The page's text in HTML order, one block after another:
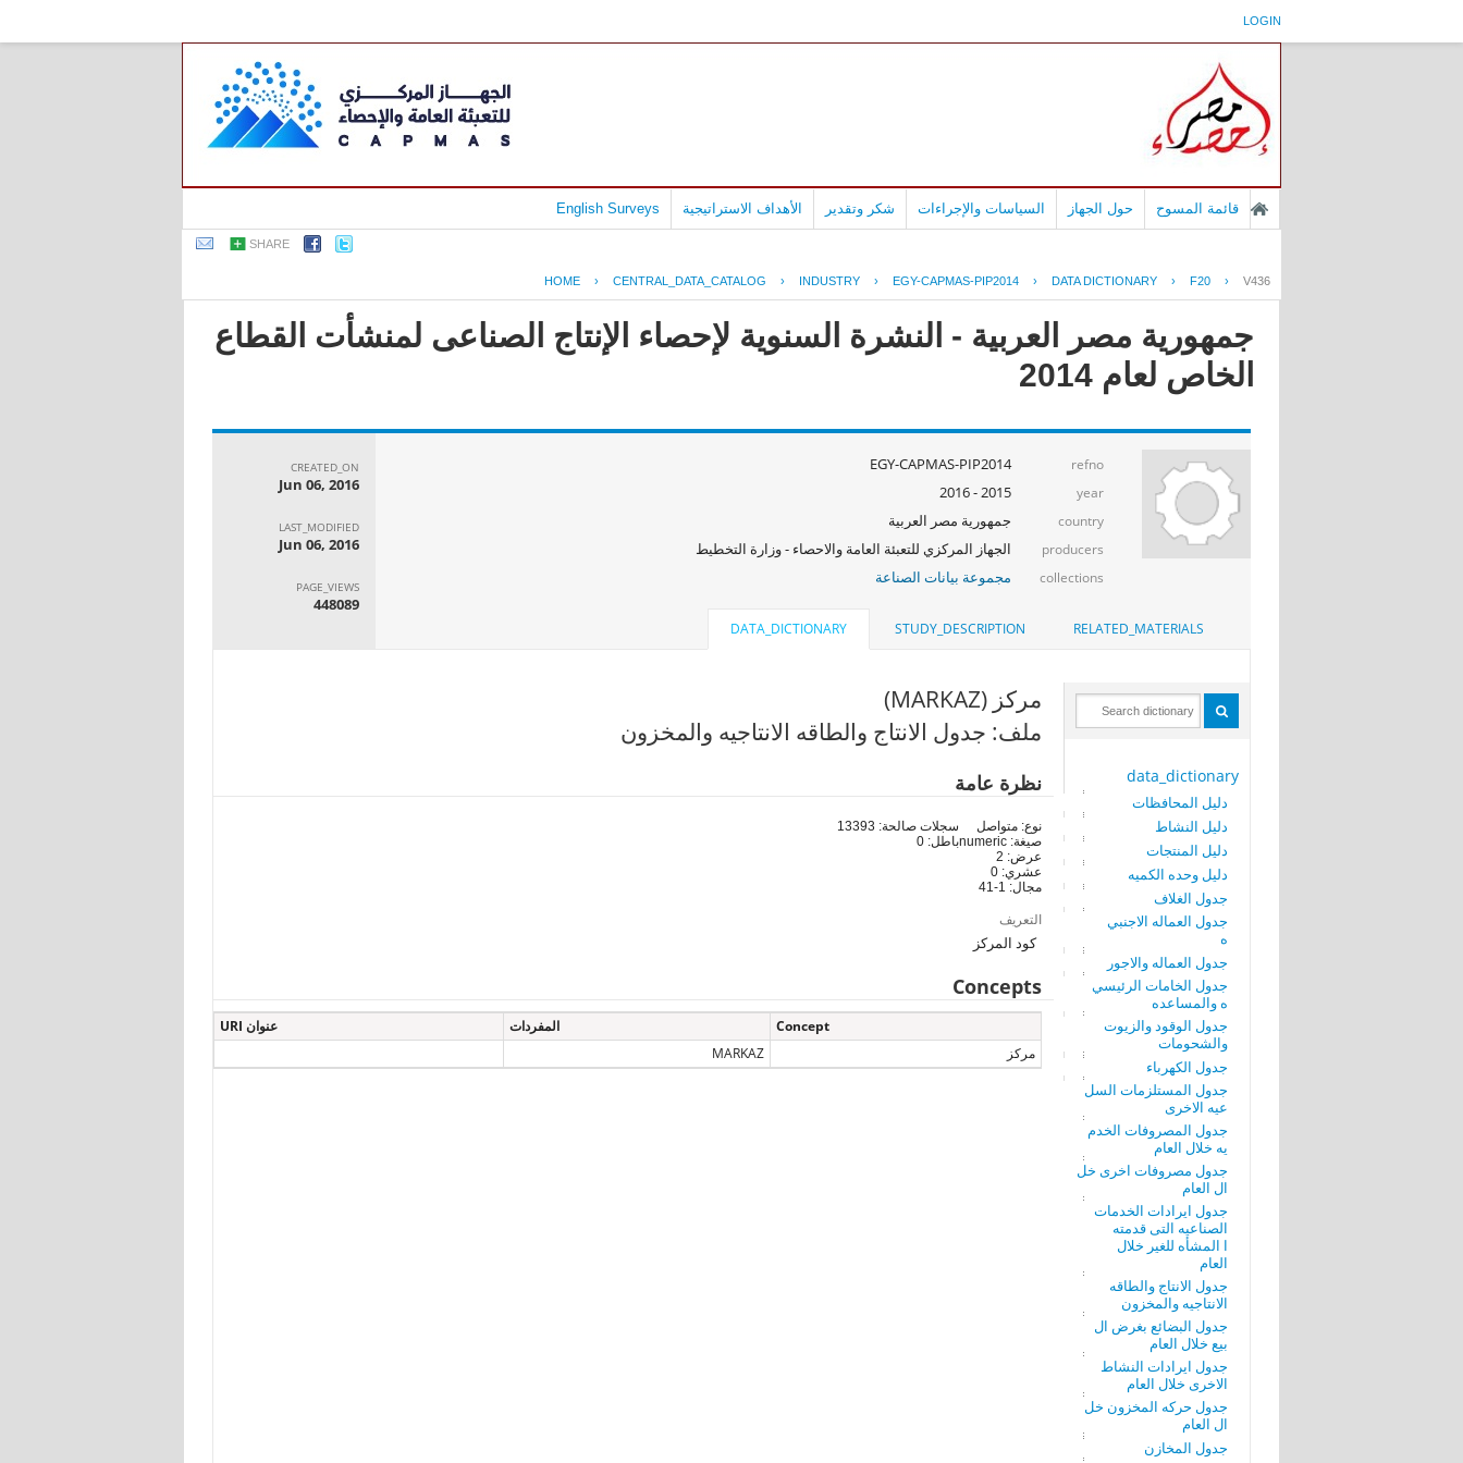
LOGIN
قائمة المسوح حول الجهاز السياسات والإجراءات شكر وتقدير الأهداف الاستراتيجية English Surveys
SHARE
HOME › CENTRAL_DATA_CATALOG › INDUSTRY › EGY-CAPMAS-PIP2014 › DATA DICTIONARY › F20 › V436
جمهورية مصر العربية - النشرة السنوية لإحصاء الإنتاج الصناعى لمنشأت القطاع
الخاص لعام 2014
refno
EGY-CAPMAS-PIP2014
year
2015 - 2016
country جمهورية مصر العربية
producers الجهاز المركزي للتعبئة العامة والاحصاء - وزارة التخطيط
collections مجموعة بيانات الصناعة
CREATED_ON
Jun 06, 2016
LAST_MODIFIED
Jun 06, 2016
PAGE_VIEWS
448089
RELATED_MATERIALS
STUDY_DESCRIPTION
DATA_DICTIONARY
data_dictionary
دليل المحافظات
دليل النشاط
دليل المنتجات
دليل وحده الكميه
جدول الغلاف
جدول العماله الاجنبي
ه
جدول العماله والاجور
جدول الخامات الرئيسي
ه والمساعده
جدول الوقود والزيوت
والشحومات
جدول الكهرباء
جدول المستلزمات السل
عيه الاخرى
جدول المصروفات الخدم
يه خلال العام
جدول مصروفات اخرى خل
ال العام
جدول ايرادات الخدمات
الصناعيه التى قدمته
ا المشأه للغير خلال
العام
جدول الانتاج والطاقه
الانتاجيه والمخزون
جدول البضائع بغرض ال
بيع خلال العام
جدول ايرادات النشاط
الاخرى خلال العام
جدول حركه المخزون خل
ال العام
جدول المخازن
مركز (MARKAZ)
ملف: جدول الانتاج والطاقه الانتاجيه والمخزون
نظرة عامة
نوع: متواصل
صيغة: numeric
عرض: 2
عشري: 0
مجال: 1-41
سجلات صالحة: 13393
باطل: 0
التعريف
كود المركز
Concepts
Concept المفردات
عنوان URI
مركز
MARKAZ